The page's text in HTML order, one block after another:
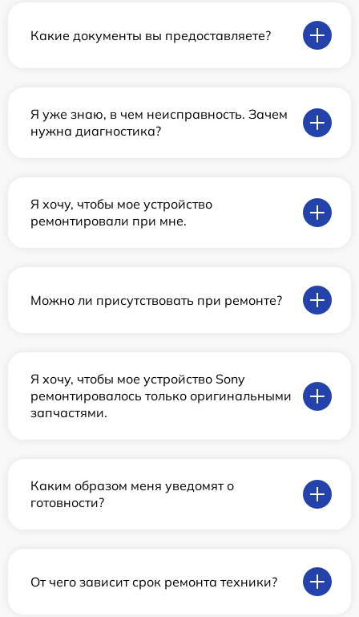
Какие документы вы предоставляете?
Я уже знаю, в чем неисправность. Зачем
нужна диагностика?
Я хочу, чтобы мое устройство
ремонтировали при мне.
Можно ли присутствовать при ремонте?
Я хочу, чтобы мое устройство Sony
ремонтировалось только оригинальными
запчастями.
Каким образом меня уведомят о
готовности?
От чего зависит срок ремонта техники?